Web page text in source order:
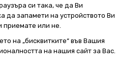
си така, че да Ви
да запамети на устройството Ви
приемате или не.
на „бисквитките“ във Вашия
на нашия сайт за Вас.